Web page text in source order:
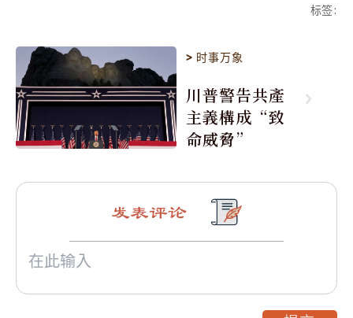
标签:
> 时事万象
川普警告共產
主義構成“致
命威脅”
发表评论